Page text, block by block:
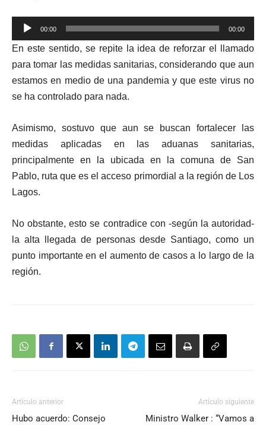
Reproductor
de
audio
00:00 00:00
En este sentido, se repite la idea de reforzar el llamado
para tomar las medidas sanitarias, considerando que aun
estamos en medio de una pandemia y que este virus no
se ha controlado para nada.
Asimismo, sostuvo que aun se buscan fortalecer las
medidas aplicadas en las aduanas sanitarias,
principalmente en la ubicada en la comuna de San
Pablo, ruta que es el acceso primordial a la región de Los
Lagos.
No obstante, esto se contradice con -según la autoridad-
la alta llegada de personas desde Santiago, como un
punto importante en el aumento de casos a lo largo de la
región.
Artículo anterior
Hubo acuerdo: Consejo
Artículo siguiente
Ministro Walker : “Vamos a